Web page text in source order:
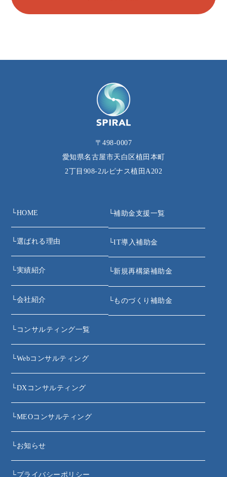
〒498-0007
愛知県名古屋市天白区植田本町
2丁目908‐2ルピナス植田A202
└HOME
└選ばれる理由
└実績紹介
└会社紹介
└補助金支援一覧
└IT導入補助金
└新規再構築補助金
└ものづくり補助金
└ コンサルティング一覧
└Webコンサルティング
└DXコンサルティング
└MEOコンサルティング
└お知らせ
└プライバシーポリシー